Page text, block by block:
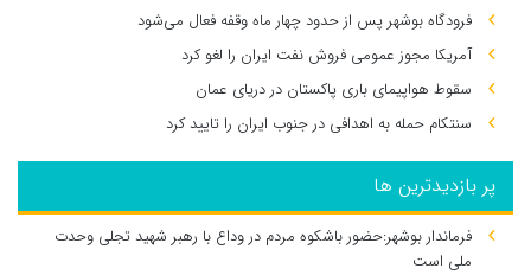
فرودگاه بوشهر پس از حدود چهار ماه وقفه فعال می‌شود
آمریکا مجوز عمومی فروش نفت ایران را لغو کرد
سقوط هواپیمای باری پاکستان در دریای عمان
سنتکام حمله به اهدافی در جنوب ایران را تایید کرد
پر بازدیدترین ها
فرماندار بوشهر:حضور باشکوه مردم در وداع با رهبر شهید تجلی وحدت
ملی است